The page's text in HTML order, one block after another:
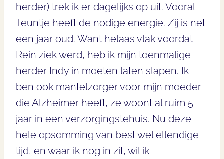
herder) trek ik er dagelijks op uit. Vooral
Teuntje heeft de nodige energie. Zij is net
een jaar oud. Want helaas vlak voordat
Rein ziek werd, heb ik mijn toenmalige
herder Indy in moeten laten slapen. Ik
ben ook mantelzorger voor mijn moeder
die Alzheimer heeft, ze woont al ruim 5
jaar in een verzorgingstehuis. Nu deze
hele opsomming van best wel ellendige
tijd, en waar ik nog in zit, wil ik